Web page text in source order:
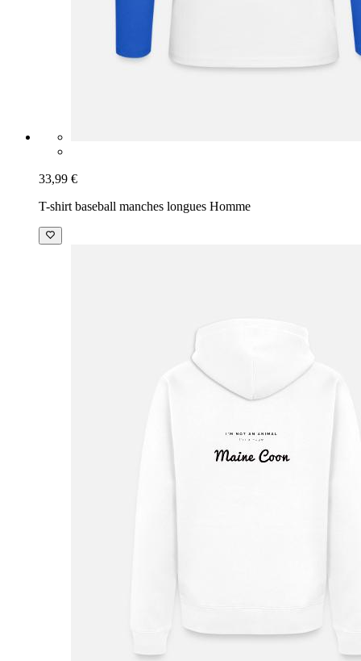
33,99 €
T-shirt baseball manches longues Homme